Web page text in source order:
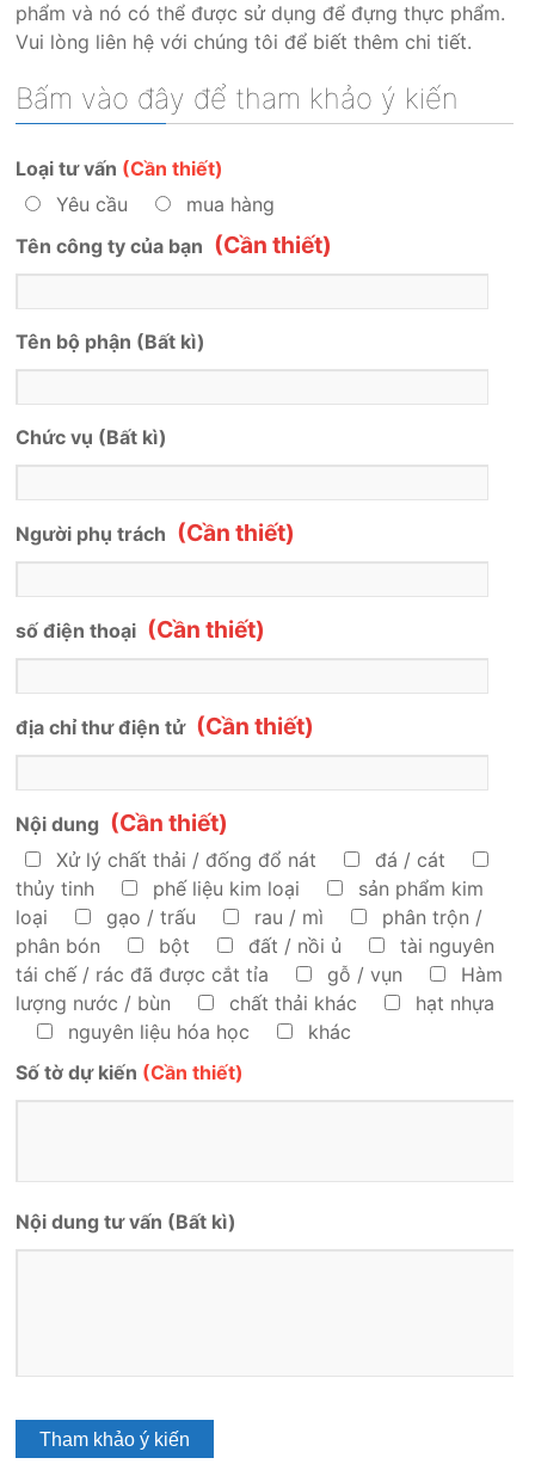
phẩm và nó có thể được sử dụng để đựng thực phẩm.
Vui lòng liên hệ với chúng tôi để biết thêm chi tiết.
Bấm vào đây để tham khảo ý kiến
Loại tư vấn (Cần thiết)
Yêu cầu
mua hàng
Tên công ty của bạn (Cần thiết)
Tên bộ phận (Bất kì)
Chức vụ (Bất kì)
Người phụ trách (Cần thiết)
số điện thoại (Cần thiết)
địa chỉ thư điện tử (Cần thiết)
Nội dung (Cần thiết)
Xử lý chất thải / đống đổ nát
đá / cát
thủy tinh
phế liệu kim loại
sản phẩm kim
loại
gạo / trấu rau / mì
phân trộn /
phân bón
bột đất / nồi ủ
tài nguyên
tái chế / rác đã được cắt tỉa
gỗ / vụn
Hàm
lượng nước / bùn
chất thải khác
hạt nhựa
nguyên liệu hóa học
khác
Số tờ dự kiến (Cần thiết)
Nội dung tư vấn (Bất kì)